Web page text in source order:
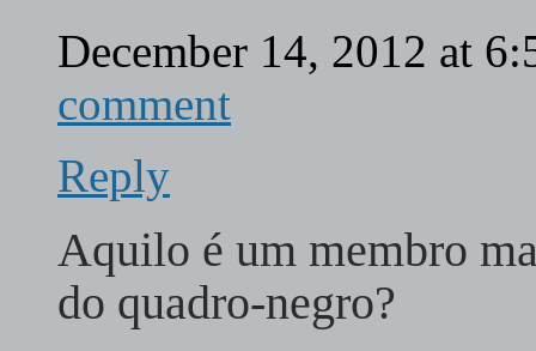
December 14, 2012 at
comment
Reply
Aquilo é um membro
do quadro-negro?